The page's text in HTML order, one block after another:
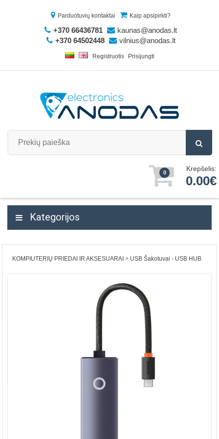
Parduotuvių kontaktai Kaip apsipirkti?
+370 66436781
kaunas@anodas.lt
+370 64502448
vilnius@anodas.lt
Registruotis Prisijungti
0 Krepšelis:
0.00€
Kategorijos
KOMPIUTERIŲ PRIEDAI IR AKSESUARAI USB Šakotuvai - USB HUB